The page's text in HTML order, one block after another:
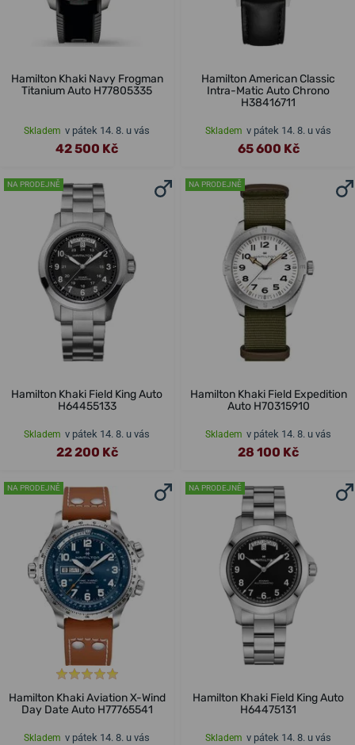
Hamilton Khaki Navy Frogman
Titanium Auto H77805335
Skladem v pátek 14. 8. u vás
42 500 Kč
Hamilton American Classic
Intra-Matic Auto Chrono
H38416711
Skladem v pátek 14. 8. u vás
65 600 Kč
NA PRODEJNĚ
Hamilton Khaki Field King Auto
H64455133
Skladem v pátek 14. 8. u vás
22 200 Kč
NA PRODEJNĚ
Hamilton Khaki Field Expedition
Auto H70315910
Skladem v pátek 14. 8. u vás
28 100 Kč
NA PRODEJNĚ
Hamilton Khaki Aviation X-Wind
Day Date Auto H77765541
Skladem v pátek 14. 8. u vás
NA PRODEJNĚ
Hamilton Khaki Field King Auto
H64475131
Skladem v pátek 14. 8. u vás